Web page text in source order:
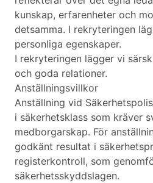
kunskap, erfarenheter och
detsamma. I rekryteringen
personliga egenskaper.
I rekryteringen lägger vi
och goda relationer.
Anställningsvillkor
Anställning vid
i säkerhetsklass som kräver
medborgarskap. För
godkänt resultat i
registerkontroll, som
säkerhetsskyddslagen.